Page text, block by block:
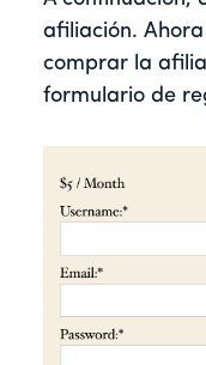
afiliación.
comprar la
formulario de